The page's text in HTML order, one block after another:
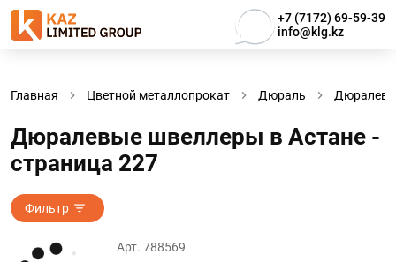
+7 (7172) 69-59-39
info@klg.kz
Главная Цветной металлопрокат Дюраль
Дюралевые швеллеры в Астанe -
страница 227
Фильтр
Арт. 788569